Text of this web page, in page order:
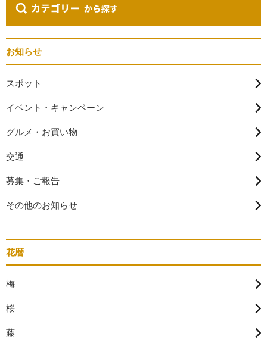
お知らせ
スポット
イベント・キャンペーン
グルメ・お買い物
交通
募集・ご報告
その他のお知らせ
花暦
梅
桜
藤